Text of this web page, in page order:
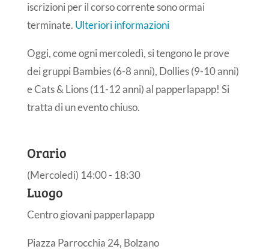
iscrizioni per il corso corrente sono ormai
terminate. Ulteriori informazioni
Oggi, come ogni mercoledì, si tengono le prove
dei gruppi Bambies (6-8 anni), Dollies (9-10 anni)
e Cats & Lions (11-12 anni) al papperlapapp! Si
tratta di un evento chiuso.
Orario
(Mercoledi) 14:00 - 18:30
Luogo
Centro giovani papperlapapp
Piazza Parrocchia 24, Bolzano